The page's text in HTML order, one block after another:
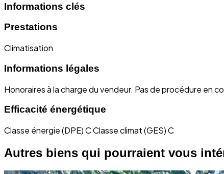
Informations clés
Prestations
Climatisation
Informations légales
Honoraires à la charge du vendeur. Pas de procédure en
Efficacité énergétique
Classe énergie (DPE) CClasse climat (GES) C
Autres biens qui pourraient vous